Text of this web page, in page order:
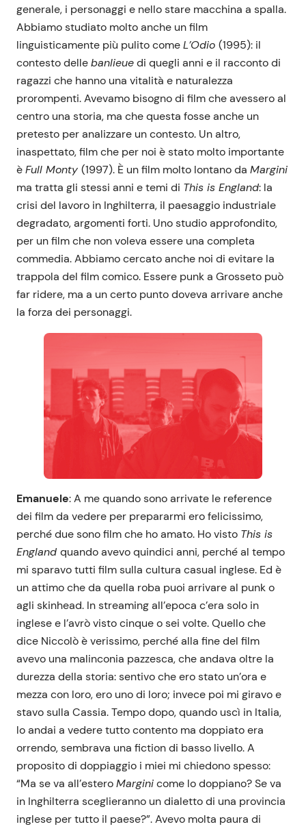
generale, i personaggi e nello stare macchina a spalla.
Abbiamo studiato molto anche un film
linguisticamente più pulito comeL’Odio (1995): il
contesto dellebanlieuedi quegli anni e il racconto di
ragazzi che hanno una vitalità e naturalezza
prorompenti. Avevamo bisogno di film che avessero al
centro una storia, ma che questa fosse anche un
pretesto per analizzare un contesto. Un altro,
inaspettato, film che per noi è stato molto importante
èFull Monty (1997). È un film molto lontano da Margini
ma tratta gli stessi anni e temi di This is England: la
crisi del lavoro in Inghilterra, il paesaggio industriale
degradato, argomenti forti. Uno studio approfondito,
per un film che non voleva essere una completa
commedia. Abbiamo cercato anche noi di evitare la
trappola del film comico. Essere punk a Grosseto può
far ridere, ma a un certo punto doveva arrivare anche
la forza dei personaggi.
Emanuele: A me quando sono arrivate le reference
dei film da vedere per prepararmi ero felicissimo,
perché due sono film che ho amato. Ho visto This is
England quando avevo quindici anni, perché al tempo
mi sparavo tutti film sulla cultura casual inglese. Ed è
un attimo che da quella roba puoi arrivare al punk o
agli skinhead. In streaming all’epoca c’era solo in
inglese e l’avrò visto cinque o sei volte. Quello che
dice Niccolò è verissimo, perché alla fine del film
avevo una malinconia pazzesca, che andava oltre la
durezza della storia: sentivo che ero stato un’ora e
mezza con loro, ero uno di loro; invece poi mi giravo e
stavo sulla Cassia. Tempo dopo, quando uscì in Italia,
lo andai a vedere tutto contento ma doppiato era
orrendo, sembrava una fiction di basso livello. A
proposito di doppiaggio i miei mi chiedono spesso:
“Ma se va all’esteroMarginicome lo doppiano? Se va
in Inghilterra sceglieranno un dialetto di una provincia
inglese per tutto il paese?”. Avevo molta paura di